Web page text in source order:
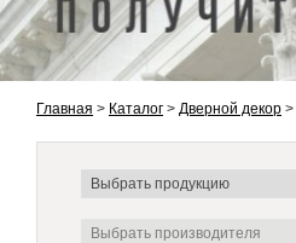
Главная > Каталог > Дверной декор >